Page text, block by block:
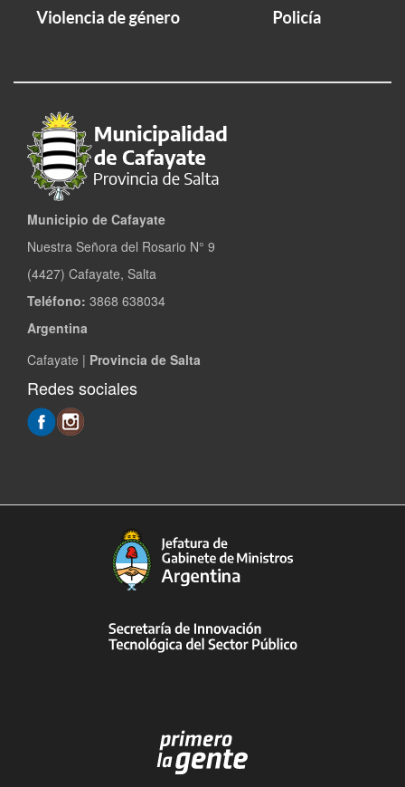
Municipio de Cafayate
Nuestra Señora del Rosario N° 9
(4427) Cafayate, Salta
Teléfono: 3868 638034
Argentina
Cafayate | Provincia de Salta
Redes sociales